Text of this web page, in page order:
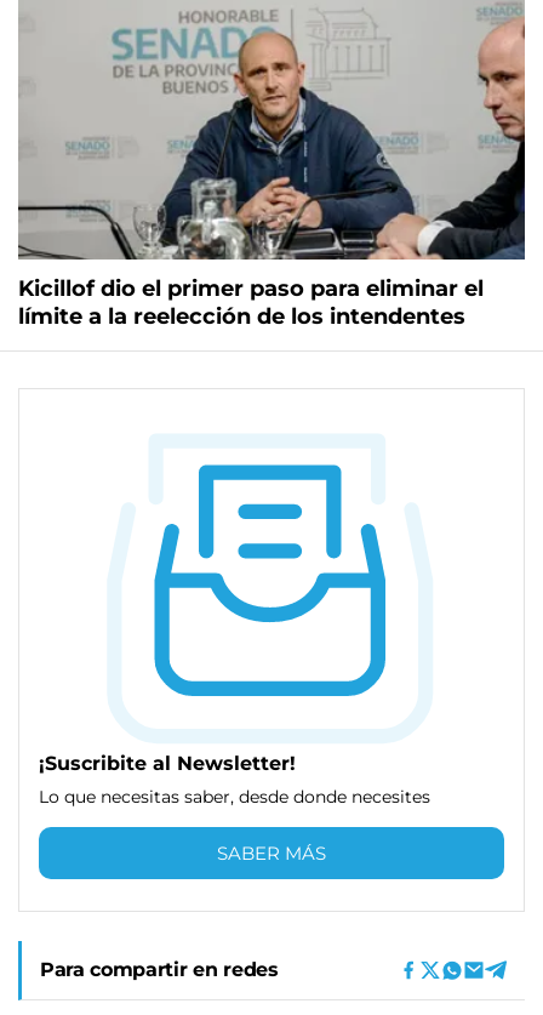
Kicillof dio el primer paso para eliminar el
límite a la reelección de los intendentes
¡Suscribite al Newsletter!
Lo que necesitas saber, desde donde necesites
SABER MÁS
Para compartir en redes